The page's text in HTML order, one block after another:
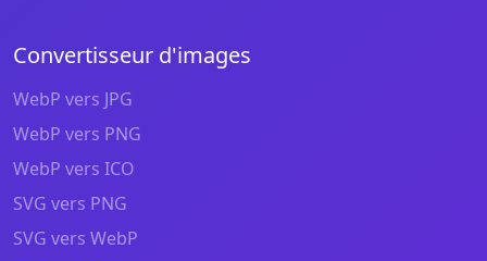
Convertisseur d'images
WebP vers JPG
WebP vers PNG
WebP vers ICO
SVG vers PNG
SVG vers WebP